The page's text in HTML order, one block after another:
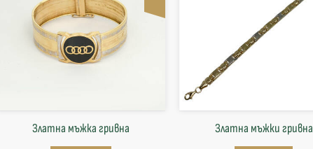
Златна мъжка гривна Златна мъжки гривна